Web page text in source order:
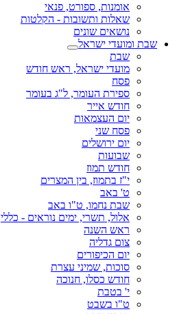
אומנות, ספורט, פנאי
שאלות ותשובות - הקלטות
נושאים שונים
שבת ומועדי ישראל
שבת
מועדי ישראל, ראש חודש
פסח
ספירת העומר, ל"ג בעומר
חודש אייר
יום העצמאות
פסח שני
יום ירושלים
שבועות
חודש תמוז
י"ז בתמוז, בין המצרים
ט' באב
שבת נחמו, ט"ו באב
אלול, תשרי, ימים נוראים - כללי
ראש השנה
צום גדליה
יום הכיפורים
סוכות, שמיני עצרת
חודש כסלו, חנוכה
י' בטבת
ט"ו בשבט